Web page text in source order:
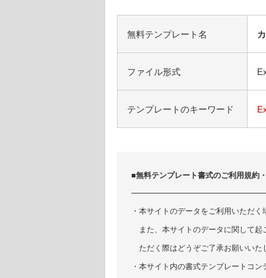
無料テンプレート名
ファイル形式
テンプレートのキーワード
■無料テンプレート書式のご利用規約
・本サイトのデータをご利用いただ
また、本サイトのデータに関して
ただく際はどうぞご了承お願いいた
・本サイト内の書式テンプレートコ